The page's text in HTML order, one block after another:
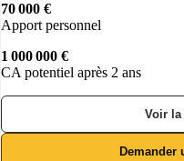
70 000 €
Apport personnel
1 000 000 €
CA potentiel après 2 ans
Voir la
Demander